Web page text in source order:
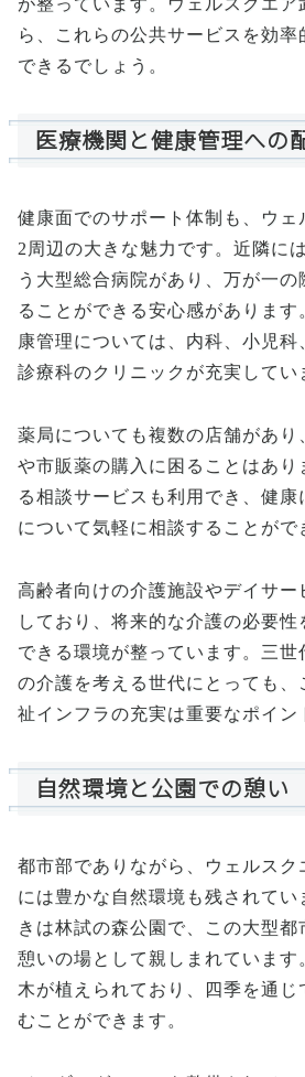
が整っています。ウェルスクエア
ら、これらの公共サービスを効
できるでしょう。
医療機関と健康管理への
健康面でのサポート体制も、ウェ
2周辺の大きな魅力です。近隣に
う大型総合病院があり、万が一
ることができる安心感があります
康管理については、内科、小児科
診療科のクリニックが充実してい
薬局についても複数の店舗があり
や市販薬の購入に困ることはあり
る相談サービスも利用でき、健康
について気軽に相談することがで
高齢者向けの介護施設やデイサー
しており、将来的な介護の必要
できる環境が整っています。三世
の介護を考える世代にとっても、
祉インフラの充実は重要なポイン
自然環境と公園での憩い
都市部でありながら、ウェルスク
には豊かな自然環境も残されてい
きは林試の森公園で、この大型
憩いの場として親しまれています
木が植えられており、四季を通じ
むことができます。